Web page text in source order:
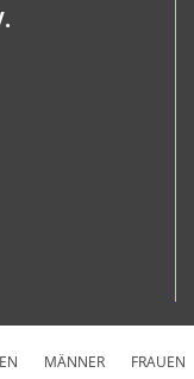
MÄNNER FRAUEN